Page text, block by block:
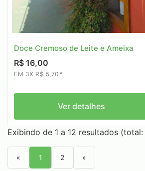
Doce Cremoso de Leite e Ameixa
R$ 16,00
EM 3X R$ 5,70*
Ver detalhes
Exibindo de 1 a 12 resultados (total:
« 1 2 »